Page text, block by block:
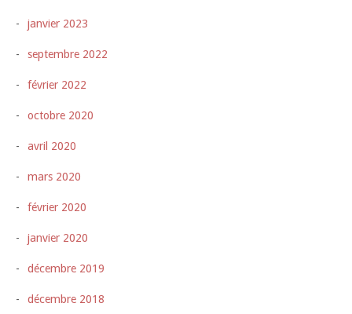
janvier 2023
septembre 2022
février 2022
octobre 2020
avril 2020
mars 2020
février 2020
janvier 2020
décembre 2019
décembre 2018